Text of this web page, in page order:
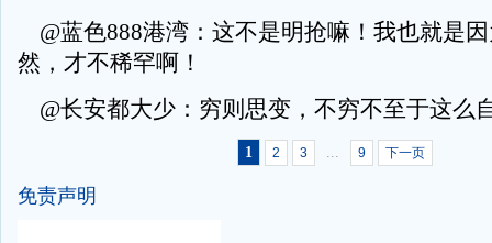
@蓝色888港湾：这不是明抢嘛！我也就是
然，才不稀罕啊！
@长安都大少：穷则思变，不穷不至于这么
1 2 3 ... 9 下一页
免责声明